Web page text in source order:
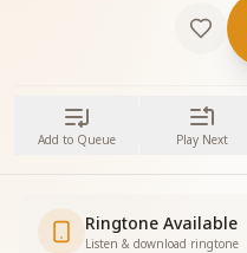
Add to Queue Play Next
Ringtone Available
Listen & download ringtone